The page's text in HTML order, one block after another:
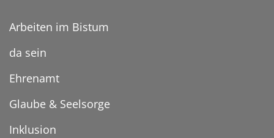
Arbeiten im Bistum
da sein
Ehrenamt
Glaube & Seelsorge
Inklusion